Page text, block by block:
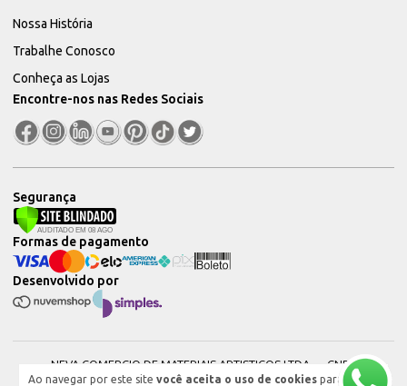
Ao navegar por este site você aceita o uso de cookies para
Nossa História
Trabalhe Conosco
Conheça as Lojas
Encontre-nos nas Redes Sociais
Segurança
Desenvolvido por
Formas de pagamento
NEVA COMERCIO DE MATERIAIS ARTISTICOS LTDA — CNPJ:
51604544000101 © 2026. Todos os direitos reservados.